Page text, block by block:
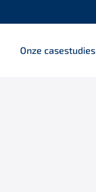
Onze casestudies